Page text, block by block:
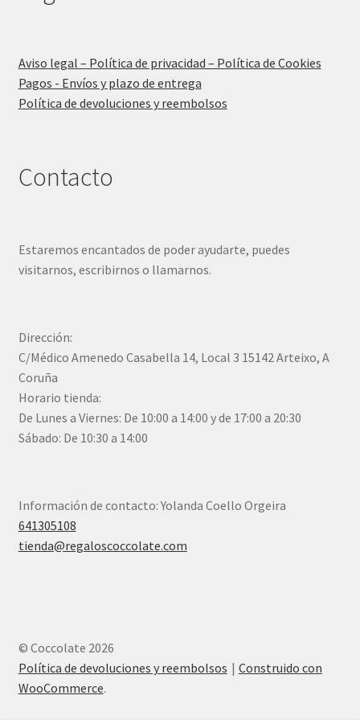
Aviso legal – Política de privacidad – Política de Cookies
Pagos - Envíos y plazo de entrega
Política de devoluciones y reembolsos
Contacto
Estaremos encantados de poder ayudarte, puedes
visitarnos, escribirnos o llamarnos.
Dirección:
C/Médico Amenedo Casabella 14, Local 3 15142 Arteixo, A
Coruña
Horario tienda:
De Lunes a Viernes: De 10:00 a 14:00 y de 17:00 a 20:30
Sábado: De 10:30 a 14:00
Información de contacto: Yolanda Coello Orgeira
641305108
tienda@regaloscoccolate.com
© Coccolate 2026
Política de devoluciones y reembolsos
Construido con
WooCommerce.